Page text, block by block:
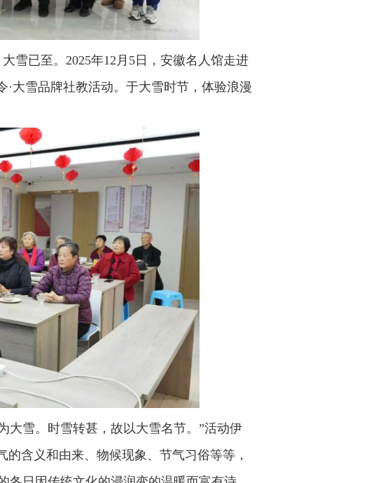
雪已至。 2025年12月5日，安徽名人馆走进
大雪品牌社教活动。于大雪时节，体验浪漫
大雪。时雪转甚，故以大雪名节。”活动伊
含义和由来、物候现象、节气习俗等等，